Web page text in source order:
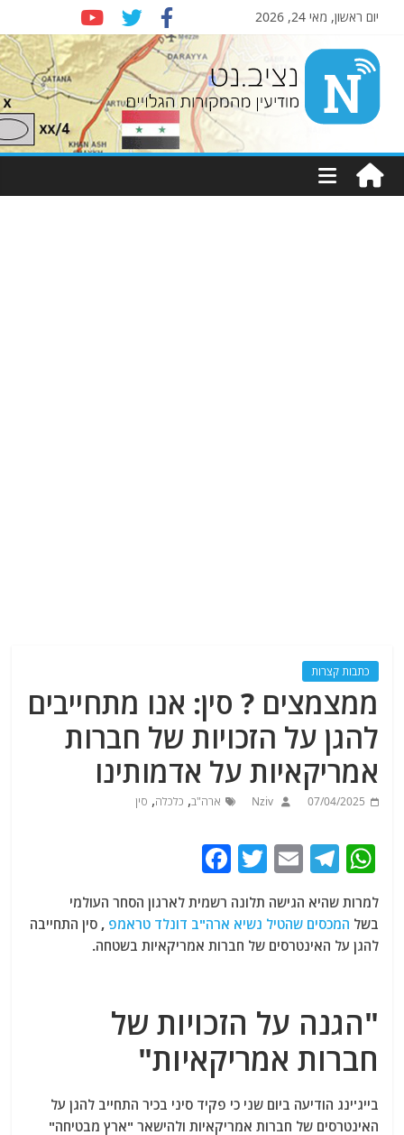
יום ראשון, מאי 24, 2026
Nziv.net
מודיעין
מהמקורות
כתבות קצרות
ממצמצים ? סין: אנו מתחייבים
להגן על הזכויות של חברות
אמריקאיות על אדמותינו
07/04/2025
Nziv ארה"ב, כלכלה, סין
W
at
s
p
T
e
g
E
m
ai
l
T
itt
er
c
e
o
k
למרות שהיא הגישה תלונה רשמית לארגון הסחר העולמי
בשל המכסים שהטיל נשיא ארה"ב דונלד טראמפ , סין התחייבה
להגן על האינטרסים של חברות אמריקאיות בשטחה.
"הגנה על הזכויות של
חברות אמריקאיות"
בייג'ינג הודיעה ביום שני כי פקיד סיני בכיר התחייב להגן על
האינטרסים של חברות אמריקאיות ולהישאר "ארץ מבטיחה"